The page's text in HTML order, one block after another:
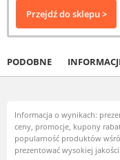
Przejdź do sklepu >
PODOBNE
Informacja o wynikach:
ceny, promocje, kupony
popularność produktów
prezentować wysokiej